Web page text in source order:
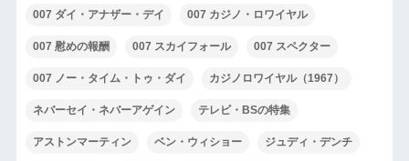
007 ダイ・アナザー・デイ 007 カジノ・ロワイヤル
007 慰めの報酬 007 スカイフォール 007 スペクター
007 ノー・タイム・トゥ・ダイ カジノロワイヤル（1967）
ネバーセイ・ネバーアゲイン テレビ・BSの特集
アストンマーティン ベン・ウィショー ジュディ・デンチ